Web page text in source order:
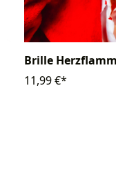
Brille
11,99 €*